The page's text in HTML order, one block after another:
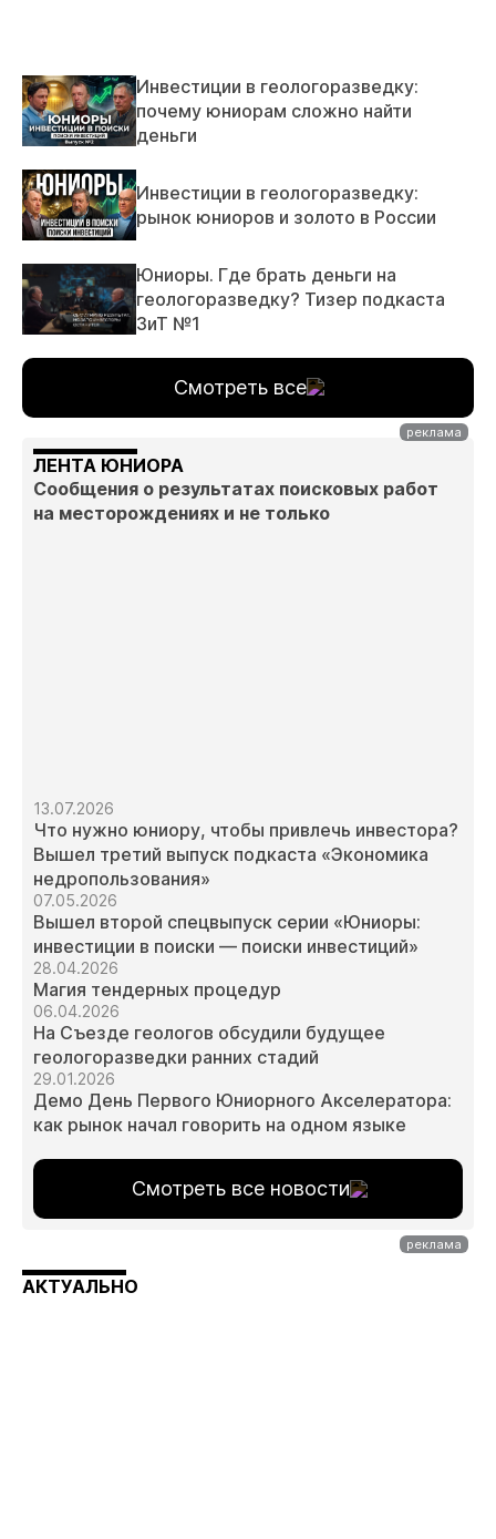
Инвестиции в геологоразведку:
почему юниорам сложно найти
деньги
Инвестиции в геологоразведку:
рынок юниоров и золото в России
Юниоры. Где брать деньги на
геологоразведку? Тизер подкаста
ЗиТ №1
Смотреть все
ЛЕНТА ЮНИОРА
Сообщения о результатах поисковых работ
на месторождениях и не только
13.07.2026
Что нужно юниору, чтобы привлечь инвестора?
Вышел третий выпуск подкаста «Экономика
недропользования»
07.05.2026
Вышел второй спецвыпуск серии «Юниоры:
инвестиции в поиски — поиски инвестиций»
28.04.2026
Магия тендерных процедур
06.04.2026
На Съезде геологов обсудили будущее
геологоразведки ранних стадий
29.01.2026
Демо День Первого Юниорного Акселератора:
как рынок начал говорить на одном языке
Смотреть все новости
АКТУАЛЬНО